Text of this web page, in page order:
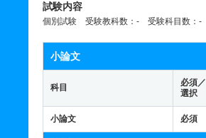
試験内容
個別試験 受験教科数：- 受験科目数：-
小論文
科目
必須／
選択
小論文 必須